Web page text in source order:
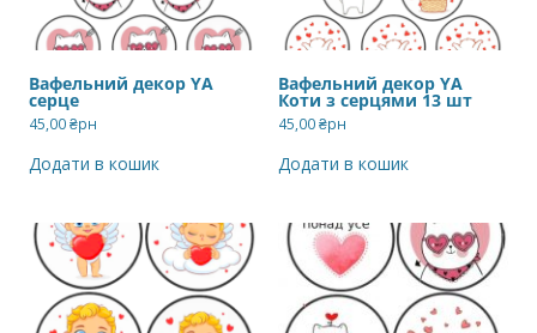
Вафельний декор YA
серце
45,00₴рн
Додати в кошик
Вафельний декор YA
Коти з серцями 13 шт
45,00₴рн
Додати в кошик